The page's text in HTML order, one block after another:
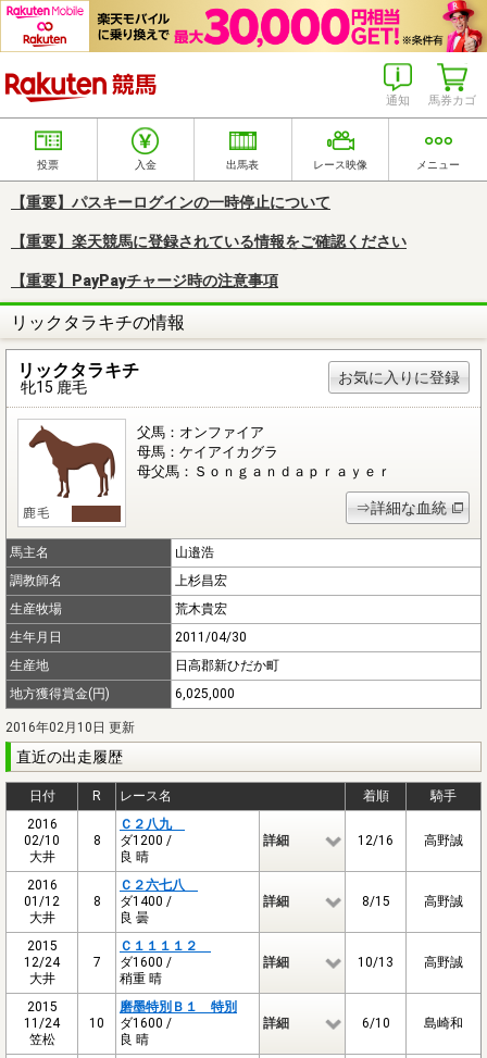
馬券カゴ
通知
投票 入金 出馬表 レース映像 メニュー
【重要】パスキーログインの一時停止について
【重要】楽天競馬に登録されている情報をご確認ください
【重要】PayPayチャージ時の注意事項
リックタラキチの情報
リックタラキチ
牝15 鹿毛
お気に入りに登録
父馬：オンファイア
母馬：ケイアイカグラ
母父馬：Ｓｏｎｇａｎｄａｐｒａｙｅｒ
⇒詳細な血統
馬主名
山邉浩
調教師名
上杉昌宏
生産牧場
荒木貴宏
生年月日
2011/04/30
生産地
日高郡新ひだか町
地方獲得賞金(円)
6,025,000
2016年02月10日 更新
直近の出走履歴
日付 R レース名 着順
騎手
2016
02/10
大井
8
Ｃ２八九
ダ1200 /
良 晴
詳細 12/16 高野誠
2016
01/12
大井
8
Ｃ２六七八
ダ1400 /
良 曇
詳細 8/15 高野誠
2015
12/24
大井
7
Ｃ１１１１２
ダ1600 /
稍重 晴
詳細 10/13 高野誠
2015
11/24
笠松
10
磨墨特別Ｂ１ 特別
ダ1600 /
良 晴
詳細 6/10 島崎和